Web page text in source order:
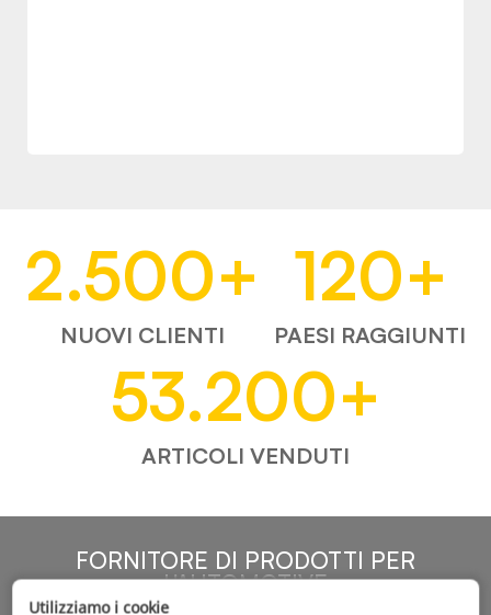
2.500+
NUOVI CLIENTI
120+
PAESI RAGGIUNTI
53.200+
ARTICOLI VENDUTI
FORNITORE DI PRODOTTI PER
L'AUTOMOTIVE
Utilizziamo i cookie